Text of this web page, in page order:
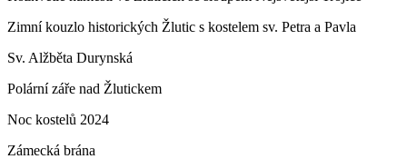
Zimní kouzlo historických Žlutic s kostelem sv. Petra a Pavla
Sv. Alžběta Durynská
Polární záře nad Žlutickem
Noc kostelů 2024
Zámecká brána